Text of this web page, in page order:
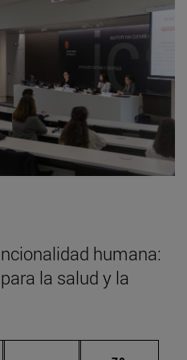
humana:
la salud y la